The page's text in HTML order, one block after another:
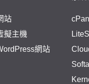
站
擬主機
網站